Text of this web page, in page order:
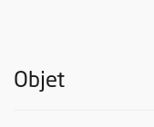
Objet